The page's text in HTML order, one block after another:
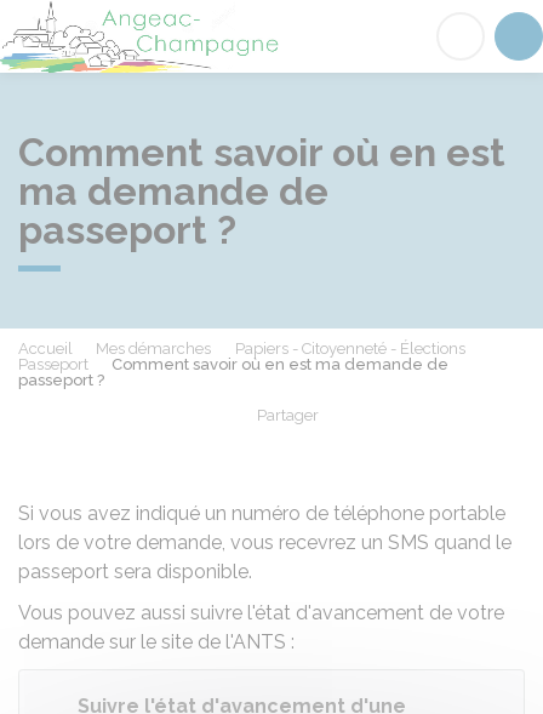
Angeac-Champagne
Comment savoir où en est
ma demande de
passeport ?
Accueil Mes démarches
Papiers - Citoyenneté - Élections
Passeport
Comment savoir où en est ma demande de
passeport ?
Partager
Si vous avez indiqué un numéro de téléphone portable
lors de votre demande, vous recevrez un SMS quand le
passeport sera disponible.
Vous pouvez aussi suivre l'état d'avancement de votre
demande sur le site de l'ANTS :
Suivre l'état d'avancement d'une